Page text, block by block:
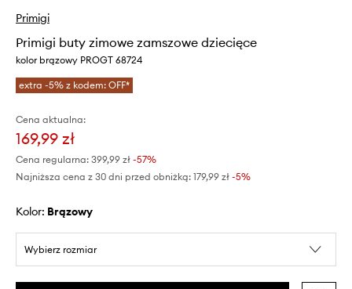
Primigi
Primigi buty zimowe zamszowe dziecięce
kolor brązowy PROGT 68724
extra -5% z kodem: OFF*
Cena aktualna:
169,99 zł
Cena regularna: 399,99 zł -57%
Najniższa cena z 30 dni przed obniżką: 179,99 zł -5%
Kolor: brązowy
Wybierz rozmiar